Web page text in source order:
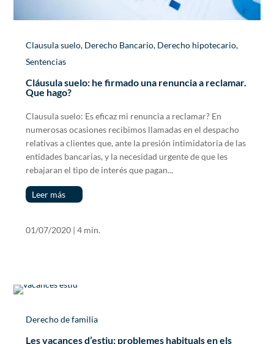
Clausula suelo, Derecho Bancario, Derecho hipotecario,
Sentencias
Cláusula suelo: he firmado una renuncia a reclamar.
Que hago?
Clausula suelo: Es eficaz mi renuncia a reclamar? En
numerosas ocasiones recibimos llamadas en el despacho
relativas a clientes que, ante la presión intimidatoria de las
entidades bancarias, y la necesidad urgente de que les
rebajaran el tipo de interés que pagan...
Leer más
01/07/2020 |4 min.
Derecho de familia
Les vacances d’estiu: problemes habituals en els